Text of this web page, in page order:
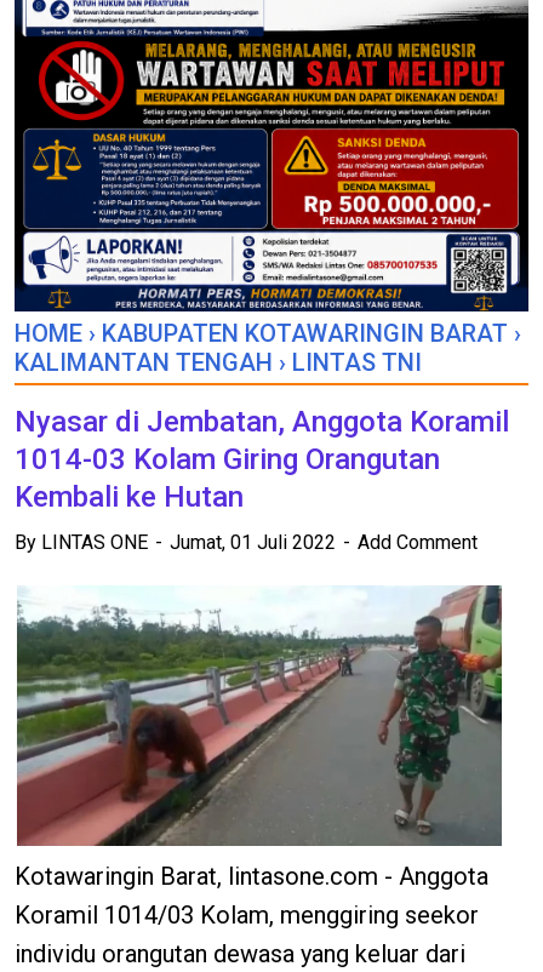
HOME › KABUPATEN KOTAWARINGIN BARAT ›
KALIMANTAN TENGAH › LINTAS TNI
Nyasar di Jembatan, Anggota Koramil
1014-03 Kolam Giring Orangutan
Kembali ke Hutan
By LINTAS ONE Jumat, 01 Juli 2022 Add Comment
Kotawaringin Barat, lintasone.com - Anggota
Koramil 1014/03 Kolam, menggiring seekor
individu orangutan dewasa yang keluar dari